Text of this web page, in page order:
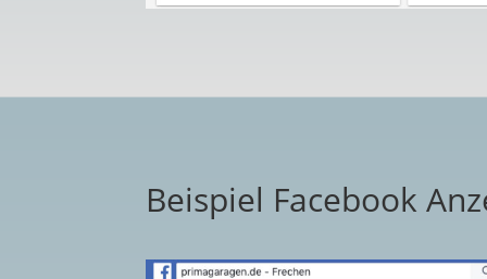
Beispiel Facebook